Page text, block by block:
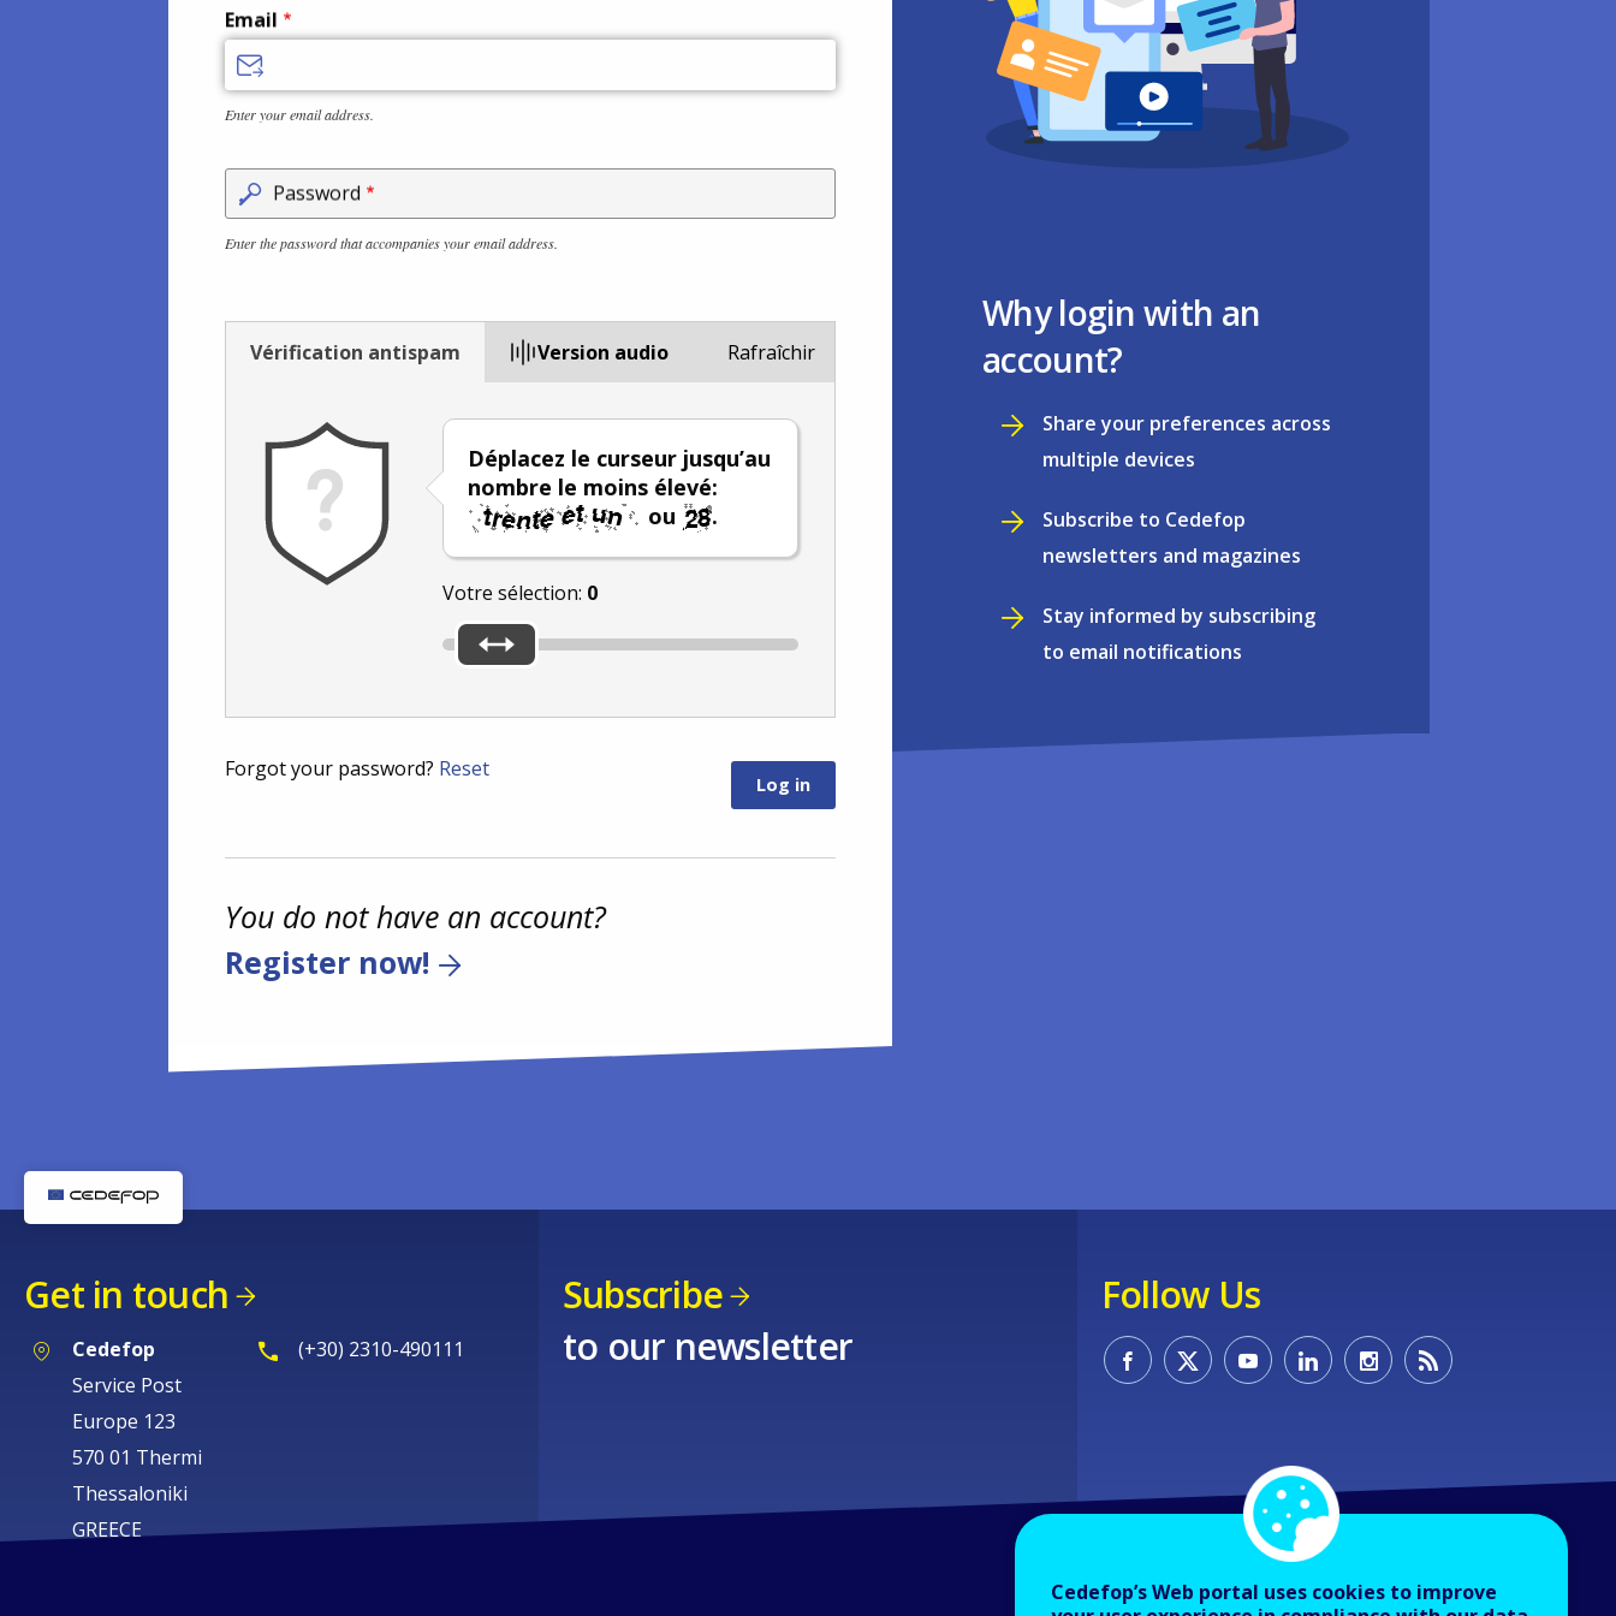
Email
Enter your email address.
Password
Enter the password that accompanies your email address.
Vérification antispam Version audio
Déplacez le curseur jusqu’au
nombre le moins élevé:
ou
.
Votre sélection: 0
Rafraîchir
Forgot your password? Reset
You do not have an account?
Register now!
Why login with an
account?
Share your preferences across
multiple devices
Subscribe to Cedefop
newsletters and magazines
Stay informed by subscribing
to email notifications
Get in touch
Cedefop
Service Post
Europe 123
570 01 Thermi
Thessaloniki
GREECE
(+30) 2310-490111
Subscribe
to our newsletter
Follow Us
Cedefop’s Web portal uses cookies to improve